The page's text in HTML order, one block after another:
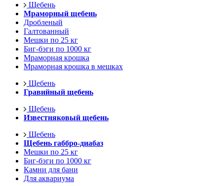
Щебень
Мраморный щебень
Дробленый
Галтованный
Мешки по 25 кг
Биг-бэги по 1000 кг
Мраморная крошка
Мраморная крошка в мешках
Щебень
Гравийный щебень
Щебень
Известняковый щебень
Щебень
Щебень габбро-диабаз
Мешки по 25 кг
Биг-бэги по 1000 кг
Камни для бани
Для аквариума